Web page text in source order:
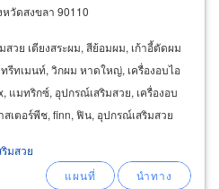
วัดสงขลา 90110
ย เตียงสระผม, สีย้อมผม, เก้าอี้ตัดผม
รีทเมนท์, วิกผม หาดใหญ่, เครื่องอบไอ
แมทริกซ์, อุปกรณ์เสริมสวย, เครื่องอบ
สเตอร์พีช, finn, ฟิน, อุปกรณ์เสริมสวย
มสวย